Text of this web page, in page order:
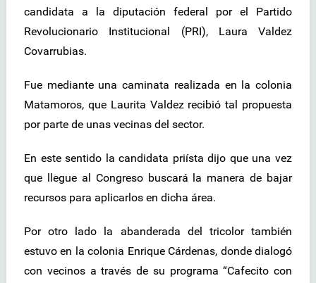
candidata a la diputación federal por el Partido
Revolucionario Institucional (PRI), Laura Valdez
Covarrubias.
Fue mediante una caminata realizada en la colonia
Matamoros, que Laurita Valdez recibió tal propuesta
por parte de unas vecinas del sector.
En este sentido la candidata priísta dijo que una vez
que llegue al Congreso buscará la manera de bajar
recursos para aplicarlos en dicha área.
Por otro lado la abanderada del tricolor también
estuvo en la colonia Enrique Cárdenas, donde dialogó
con vecinos a través de su programa “Cafecito con